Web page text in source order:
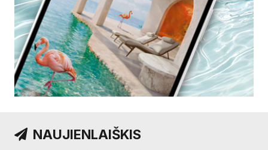
NAUJIENLAIŠKIS